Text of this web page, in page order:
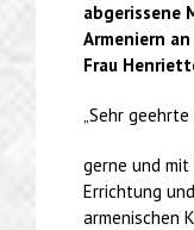
abgerissene
Armeniern
Frau
„Sehr geehrte
gerne und mit
Errichtung
armenischen